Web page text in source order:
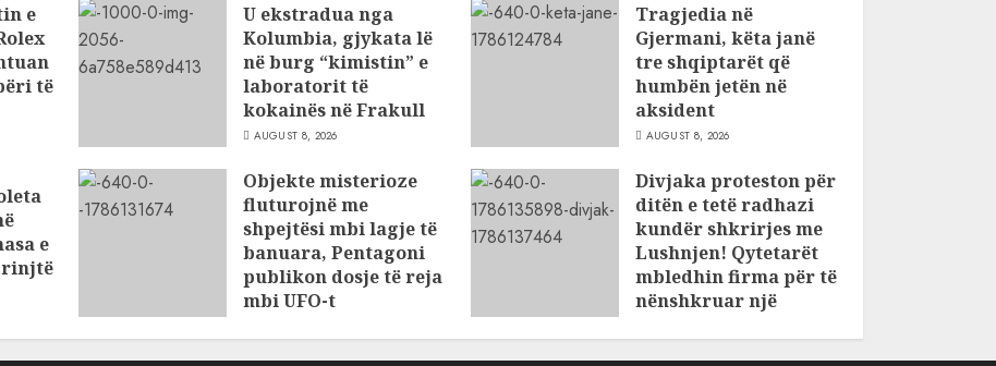
e
të
U ekstradua nga
Kolumbia, gjykata lë
në burg “kimistin” e
laboratorit të
kokainës në Frakull
AUGUST 8, 2026
Tragjedia në
Gjermani, këta janë
tre shqiptarët që
humbën jetën në
aksident
AUGUST 8, 2026
e
rinjtë
Objekte misterioze
fluturojnë me
shpejtësi mbi lagje të
banuara, Pentagoni
publikon dosje të reja
mbi UFO-t
Divjaka proteston për
ditën e tetë radhazi
kundër shkrirjes me
Lushnjen! Qytetarët
mbledhin firma për të
nënshkruar një